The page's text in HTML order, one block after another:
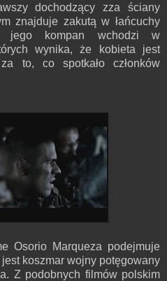
dochodzący zza ściany
znajduje zakutą w łańcuchy
jego kompan wchodzi w
wynika, że kobieta jest
to, co spotkało członków
Osorio Marqueza podejmuje
koszmar wojny potęgowany
Z podobnych filmów polskim